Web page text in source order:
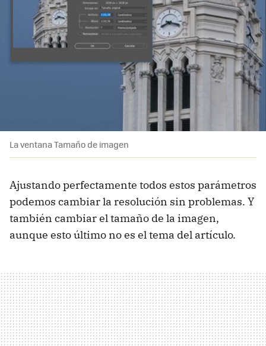
La ventana Tamaño de imagen
Ajustando perfectamente todos estos parámetros
podemos cambiar la resolución sin problemas. Y
también cambiar el tamaño de la imagen,
aunque esto último no es el tema del artículo.